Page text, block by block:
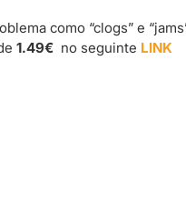
como “clogs” e
1.49€ no seguinte LINK